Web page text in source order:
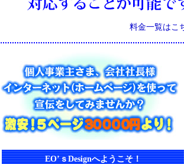
料金一覧はこ
EO’ｓDesignへようこそ！